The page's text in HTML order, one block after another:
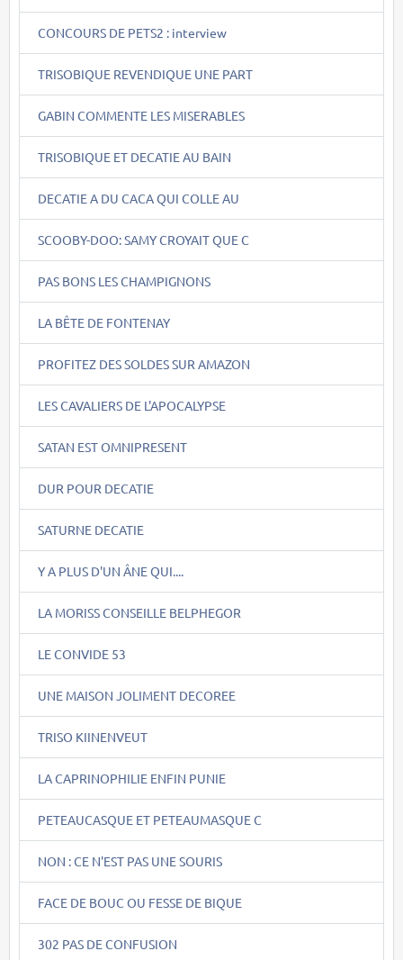
CONCOURS DE PETS2 : interview
TRISOBIQUE REVENDIQUE UNE PART
GABIN COMMENTE LES MISERABLES
TRISOBIQUE ET DECATIE AU BAIN
DECATIE A DU CACA QUI COLLE AU
SCOOBY-DOO: SAMY CROYAIT QUE C
PAS BONS LES CHAMPIGNONS
LA BÊTE DE FONTENAY
PROFITEZ DES SOLDES SUR AMAZON
LES CAVALIERS DE L'APOCALYPSE
SATAN EST OMNIPRESENT
DUR POUR DECATIE
SATURNE DECATIE
Y A PLUS D'UN ÂNE QUI....
LA MORISS CONSEILLE BELPHEGOR
LE CONVIDE 53
UNE MAISON JOLIMENT DECOREE
TRISO KIINENVEUT
LA CAPRINOPHILIE ENFIN PUNIE
PETEAUCASQUE ET PETEAUMASQUE C
NON : CE N'EST PAS UNE SOURIS
FACE DE BOUC OU FESSE DE BIQUE
302 PAS DE CONFUSION